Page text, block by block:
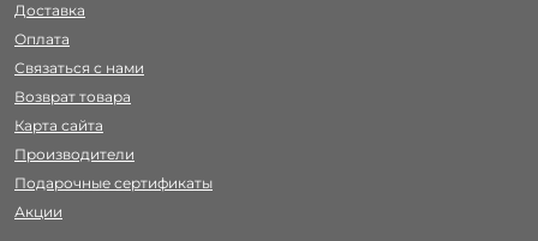
Доставка
Оплата
Связаться с нами
Возврат товара
Карта сайта
Производители
Подарочные сертификаты
Акции